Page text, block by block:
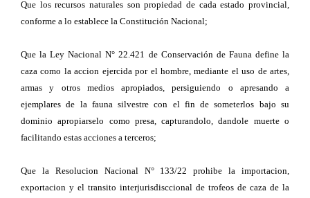
Que los recursos naturales son propiedad de cada estado provincial,
conforme a lo establece la Constitución Nacional;
Que la Ley Nacional N° 22.421 de Conservación de Fauna define la
caza como la accion ejercida por el hombre, mediante el uso de artes,
armas y otros medios apropiados, persiguiendo o apresando a
ejemplares de la fauna silvestre con el fin de someterlos bajo su
dominio apropiarselo como presa, capturandolo, dandole muerte o
facilitando estas acciones a terceros;
Que la Resolucion Nacional N° 133/22 prohibe la importacion,
exportacion y el transito interjurisdisccional de trofeos de caza de la